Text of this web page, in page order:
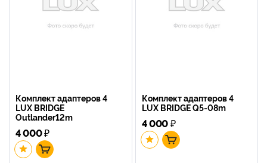
Комплект адаптеров 4
LUX BRIDGE
Outlander12m
4 000₽
Комплект адаптеров 4
LUX BRIDGE Q5-08m
4 000₽